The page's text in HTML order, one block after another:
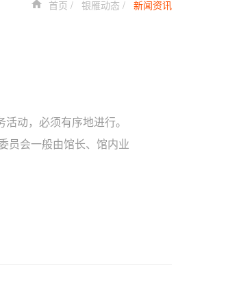
首页 银雁动态 新闻资讯
动，必须有序地进行。
员会一般由馆长、馆内业